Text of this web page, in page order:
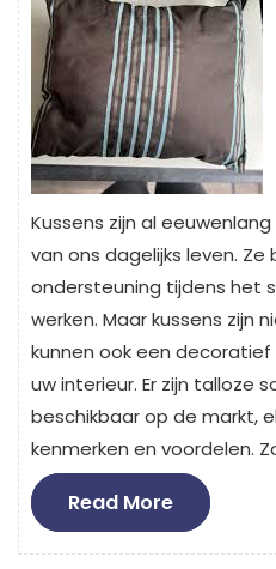
Kussens zijn al
van ons dagelijks leven.
ondersteuning tijdens het
werken. Maar kussens zijn
kunnen ook een
uw interieur. Er zijn talloze
beschikbaar op de markt,
kenmerken en voordelen.
Read MoreRead
More